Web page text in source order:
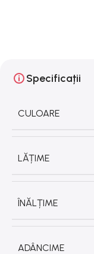
Specificații
CULOARE
LĂȚIME
ÎNĂLȚIME
ADÂNCIME